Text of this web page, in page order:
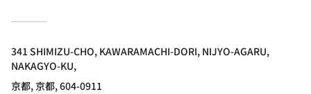
341 SHIMIZU-CHO, KAWARAMACHI-DORI, NIJYO-AGARU,
NAKAGYO-KU,
京都, 京都, 604-0911